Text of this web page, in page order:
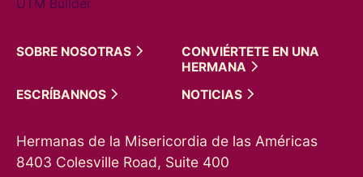
UTM Builder
SOBRE NOSOTRAS
CONVIÉRTETE EN UNA
HERMANA
ESCRÍBANNOS
NOTICIAS
Hermanas de la Misericordia de las Américas
8403 Colesville Road, Suite 400